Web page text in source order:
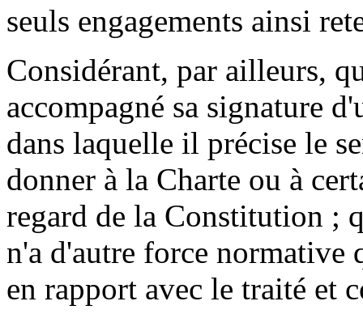
seuls engagements ainsi
Considérant, par ailleurs,
accompagné sa signature
dans laquelle il précise le
donner à la Charte ou à
regard de la Constitution ;
n'a d'autre force normative
en rapport avec le traité et